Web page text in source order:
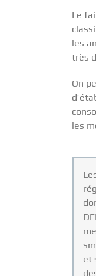
Le
les
très
On
les
et